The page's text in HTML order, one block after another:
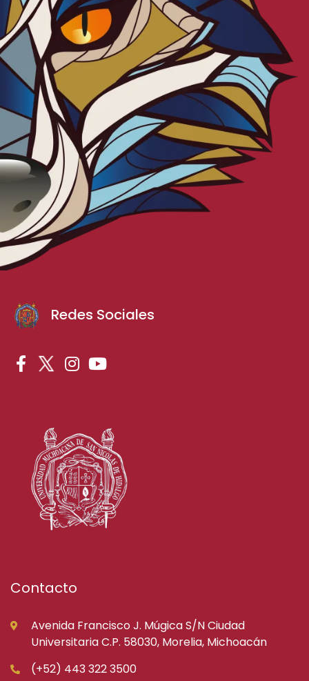
Redes Sociales
Contacto
Avenida Francisco J. Múgica S/N Ciudad
Universitaria C.P. 58030, Morelia, Michoacán
(+52) 443 322 3500